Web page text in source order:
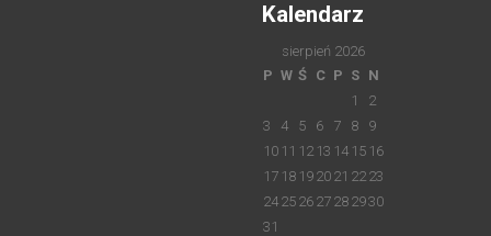
Kalendarz
sierpień 2026
P W Ś C P S N
1
2
3
4 5 6 7 8
9
10 11 12 13 14 15 16
17 18 19 20 21 22 23
24 25 26 27 28 2930
31